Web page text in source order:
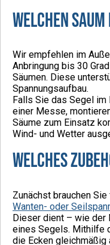
Welchen
Wir empfehlen im
Anbringung bis 30
Säumen. Diese
Spannungsaufbau.
Falls Sie das Segel
einer Messe,
Säume zum Einsatz
Wind- und Wetter
Welches
Zunächst brauchen
Wanten- oder
Dieser dient – wie der
eines Segels. Mithilfe
die Ecken gleichmäßig